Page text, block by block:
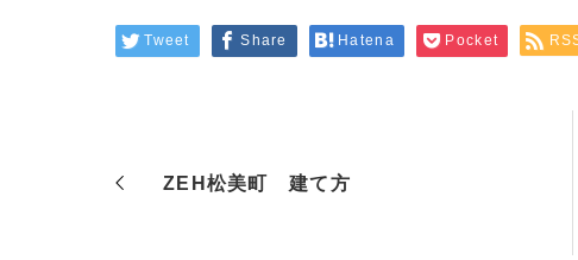
Tweet Share Hatena Pocket
ZEH松美町 建て方